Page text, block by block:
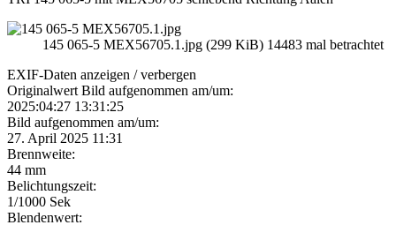
145 065-5 MEX56705.1.jpg (299 KiB) 14483 mal betrachtet
EXIF-Daten anzeigen / verbergen
Originalwert Bild aufgenommen am/um:
2025:04:27 13:31:25
Bild aufgenommen am/um:
27. April 2025 11:31
Brennweite:
44 mm
Belichtungszeit:
1/1000 Sek
Blendenwert: